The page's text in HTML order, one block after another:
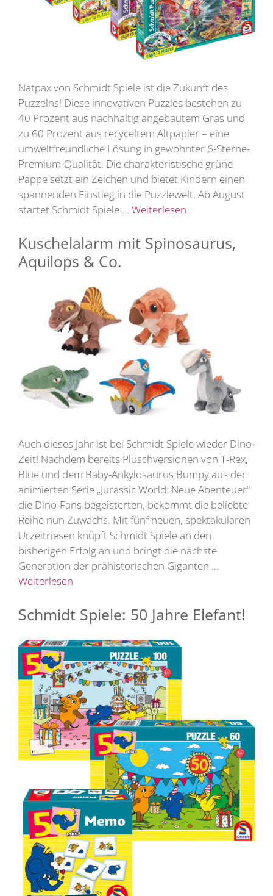
Natpax von Schmidt Spiele ist die Zukunft des
Puzzelns! Diese innovativen Puzzles bestehen zu
40 Prozent aus nachhaltig angebautem Gras und
zu 60 Prozent aus recyceltem Altpapier – eine
umweltfreundliche Lösung in gewohnter 6-Sterne-
Premium-Qualität. Die charakteristische grüne
Pappe setzt ein Zeichen und bietet Kindern einen
spannenden Einstieg in die Puzzlewelt. Ab August
startet Schmidt Spiele … Weiterlesen
Kuschelalarm mit Spinosaurus,
Aquilops & Co.
Auch dieses Jahr ist bei Schmidt Spiele wieder Dino-
Zeit! Nachdem bereits Plüschversionen von T-Rex,
Blue und dem Baby-Ankylosaurus Bumpy aus der
animierten Serie „Jurassic World: Neue Abenteuer“
die Dino-Fans begeisterten, bekommt die beliebte
Reihe nun Zuwachs. Mit fünf neuen, spektakulären
Urzeitriesen knüpft Schmidt Spiele an den
bisherigen Erfolg an und bringt die nächste
Generation der prähistorischen Giganten …
Weiterlesen
Schmidt Spiele: 50 Jahre Elefant!